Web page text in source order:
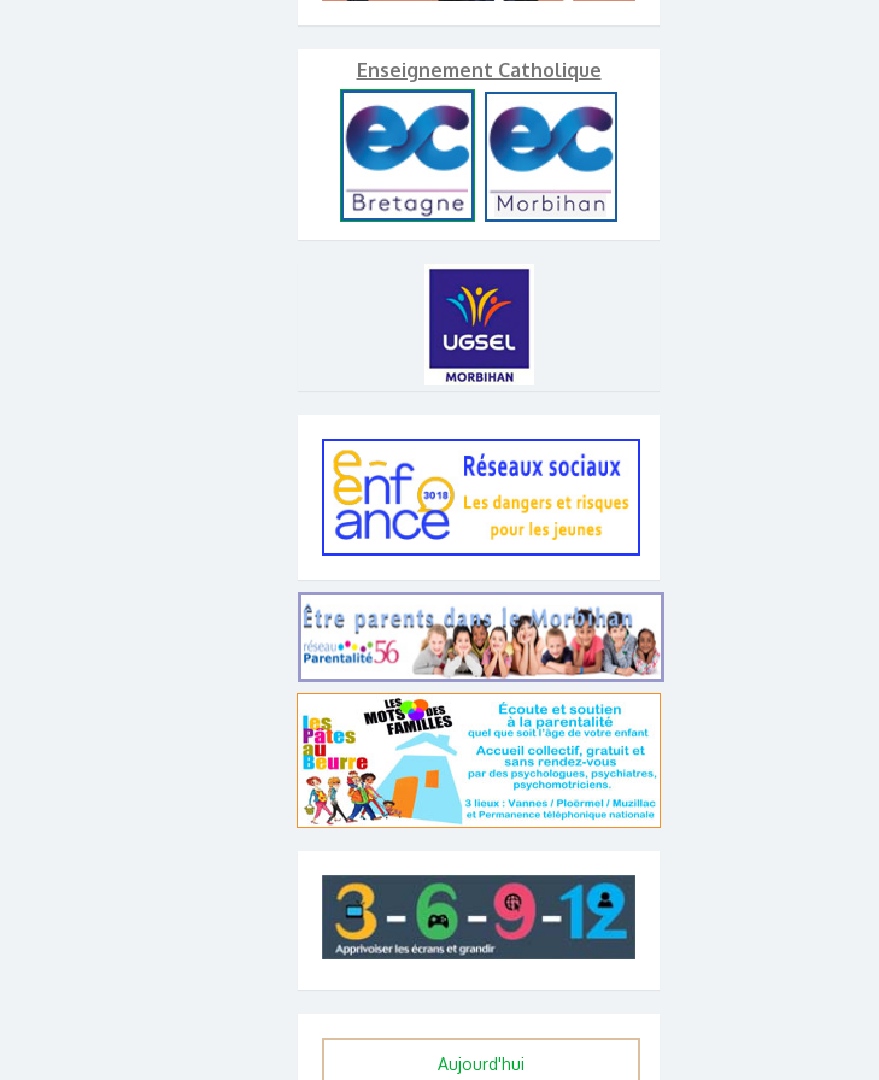
Enseignement Catholique
Aujourd'hui